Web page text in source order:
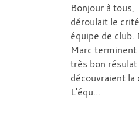
Bonjour à
déroulait le
équipe de club.
Marc
très bon
découvraient la
L'équ...